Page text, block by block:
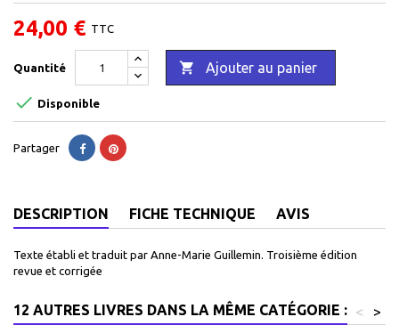
24,00 € TTC
Quantité  Ajouter au panier
 Disponible
Partager
DESCRIPTION FICHE TECHNIQUE AVIS
Texte établi et traduit par Anne-Marie Guillemin. Troisième édition
revue et corrigée
12 AUTRES LIVRES DANS LA MÊME CATÉGORIE : >
<